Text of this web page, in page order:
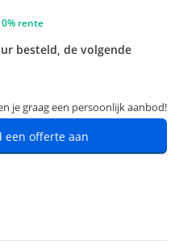
rente
besteld, de volgende
je graag een persoonlijk aanbod!
een offerte aan